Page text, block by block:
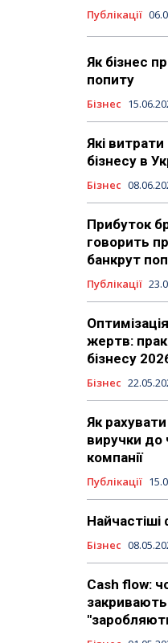
Публікації
Як бізнес
попиту
Бізнес
Які
бізнесу в
Бізнес
Прибуток
говорить
банкрут
Публікації
жертв:
бізнесу
Бізнес
Як рахувати
виручки до
компанії
Публікації
Найчастіші
Бізнес
Cash flow: